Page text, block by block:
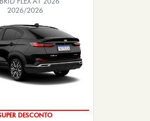
2026/2026